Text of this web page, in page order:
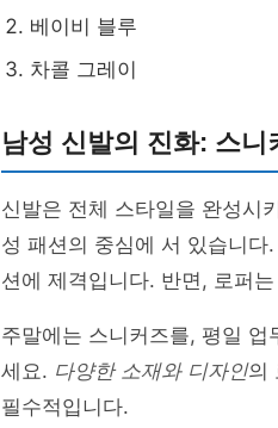
베이비 블루
차콜 그레이
남성 신발의 진화: 스니
신발은 전체 스타일을 완성시
성 패션의 중심에 서 있습니
션에 제격입니다. 반면, 로퍼
주말에는 스니커즈를, 평일
세요. 다양한 소재와 디자인의
필수적입니다.